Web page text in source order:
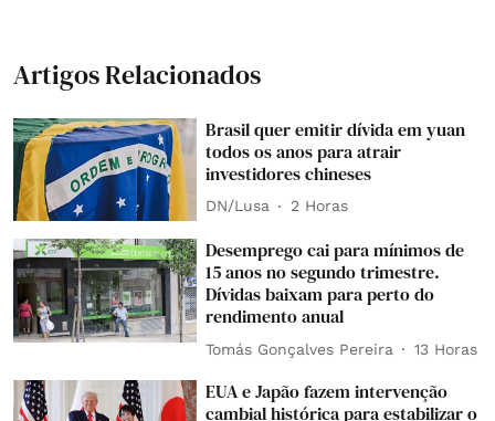
Artigos Relacionados
Brasil quer emitir dívida em yuan
todos os anos para atrair
investidores chineses
DN/Lusa 2 Horas
Desemprego cai para mínimos de
15 anos no segundo trimestre.
Dívidas baixam para perto do
rendimento anual
Tomás Gonçalves Pereira 13 Horas
EUA e Japão fazem intervenção
cambial histórica para estabilizar o